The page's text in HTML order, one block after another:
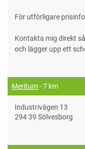
För utförligare
Kontakta mig direkt
och lägger upp ett
Meritum- 7 km
Industrivägen 13
294 39 Sölvesborg